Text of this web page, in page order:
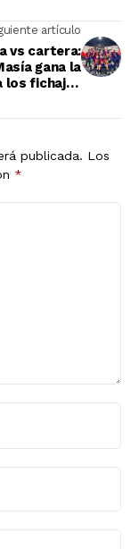
artículo
vs cartera:
gana la
los fichajes
publicada. Los
*